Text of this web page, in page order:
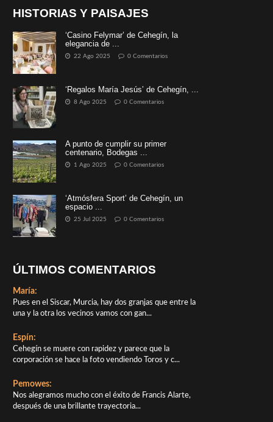
HISTORIAS Y PAISAJES
‘Casino Felymar’ de Cehegín, la
elegancia de ...
22 Ago 2025 0 Comentarios
‘Regalos María Jesús’ de Cehegín, ...
8 Ago 2025 0 Comentarios
A punto de cumplir su primer
centenario, Bodegas ...
1 Ago 2025 0 Comentarios
‘Atmósfera Sport’ de Cehegín, un
espacio ...
25 Jul 2025 0 Comentarios
ÚLTIMOS COMENTARIOS
María:
Pues en el Siscar, Murcia, hay dos granjas que entre la
una y la otra los vecinos vamos con gan...
Espín:
Cehegín se muere con rapidez y parece que la
corporación se hace la foto vendiendo Toros y c...
Pemowes:
Nos alegramos mucho con el éxito de Francis Alarte,
después de una brillante trayectoria...